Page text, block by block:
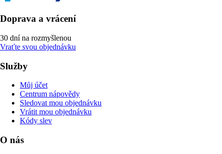
Doprava a vrácení
30 dní na rozmyšlenou
Vraťte svou objednávku
Služby
Můj účet
Centrum nápovědy
Sledovat mou objednávku
Vrátit mou objednávku
Kódy slev
O nás